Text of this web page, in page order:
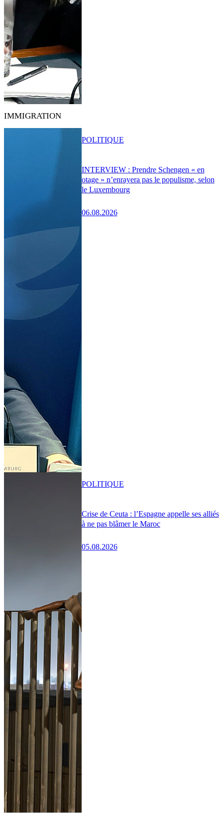
IMMIGRATION
INTERVIEW : Prendre Schengen « en
otage » n’enrayera pas le populisme, selon
le Luxembourg
06.08.2026
POLITIQUE
Crise de Ceuta : l’Espagne appelle ses alliés
à ne pas blâmer le Maroc
05.08.2026
POLITIQUE